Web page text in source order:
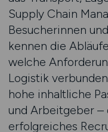
Supply Chain
Besucherinnen
kennen die
welche
Logistik
hohe inhaltliche
und Arbeitgeber –
erfolgreiches